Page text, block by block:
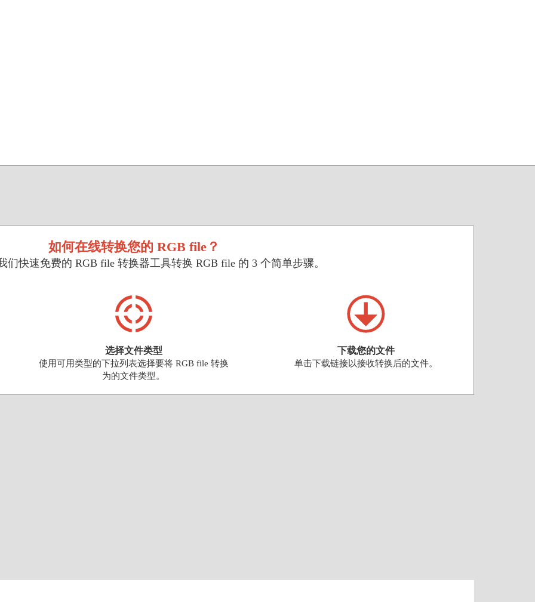
如何在线转换您的 RGB file？
们快速免费的 RGB file 转换器工具转换 RGB file 的 3 个简单步骤。
选择文件类型
使用可用类型的下拉列表选择要将 RGB file 转换
为的文件类型。
下载您的文件
单击下载链接以接收转换后的文件。